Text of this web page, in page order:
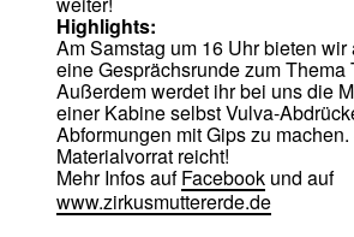
Highlights:
Am Samstag um 16 Uhr bieten
eine Gesprächsrunde zum Thema
Außerdem werdet ihr bei uns die
einer Kabine selbst Vulva-
Abformungen mit Gips zu
Materialvorrat reicht!
Mehr Infos aufFacebook und auf
www.zirkusmuttererde.de